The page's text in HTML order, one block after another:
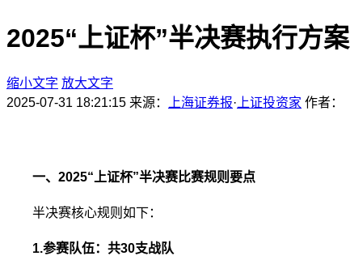
2025“上证杯”半决赛执行方案
缩小文字 放大文字
2025-07-31 18:21:15 来源： 上海证券报· 上证投资家 作者：
一、2025“上证杯”半决赛比赛规则要点
半决赛核心规则如下：
1.参赛队伍：共30支战队